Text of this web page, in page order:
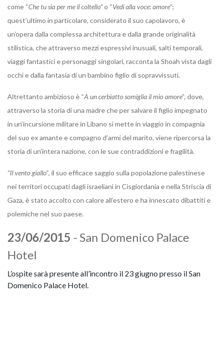
come “Che tu sia per me il coltello”o “Vedi alla voce: amore”;
quest’ultimo in particolare, considerato il suo capolavoro, è
un’opera dalla complessa architettura e dalla grande originalità
stilistica, che attraverso mezzi espressivi inusuali, salti temporali,
viaggi fantastici e personaggi singolari, racconta la Shoah vista dagli
occhi e dalla fantasia di un bambino figlio di sopravvissuti.
Altrettanto ambizioso è “A un cerbiatto somiglia il mio amore”, dove,
attraverso la storia di una madre che per salvare il figlio impegnato
in un’incursione militare in Libano si mette in viaggio in compagnia
del suo ex amante e compagno d’armi del marito, viene ripercorsa la
storia di un’intera nazione, con le sue contraddizioni e fragilità.
“Il vento giallo”, il suo efficace saggio sulla popolazione palestinese
nei territori occupati dagli israeliani in Cisgiordania e nella Striscia di
Gaza, è stato accolto con calore all’estero e ha innescato dibattiti e
polemiche nel suo paese.
23/06/2015 - San Domenico Palace
Hotel
L’ospite sarà presente all’incontro il 23 giugno presso il San
Domenico Palace Hotel.